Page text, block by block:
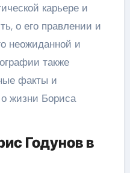
карьере и
о его правлении и
неожиданной и
также
факты и
жизни Бориса
Годунов в